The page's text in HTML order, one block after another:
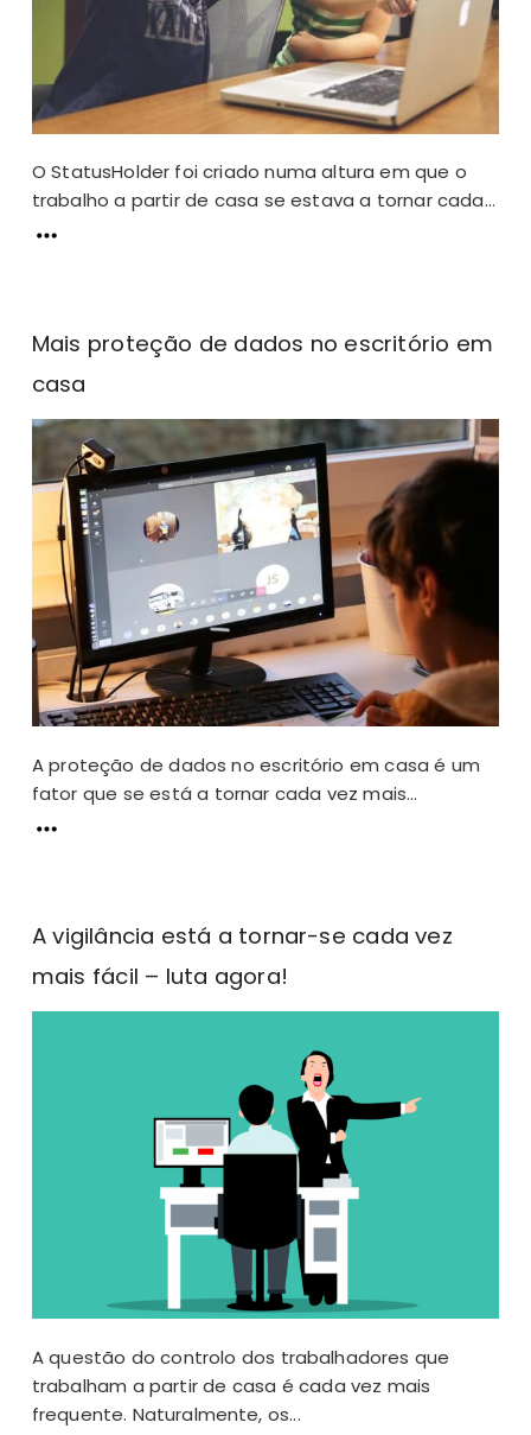
O StatusHolder foi criado numa altura em que o
trabalho a partir de casa se estava a tornar cada...
Mais proteção de dados no escritório em
casa
A proteção de dados no escritório em casa é um
fator que se está a tornar cada vez mais...
A vigilância está a tornar-se cada vez
mais fácil – luta agora!
A questão do controlo dos trabalhadores que
trabalham a partir de casa é cada vez mais
frequente. Naturalmente, os...